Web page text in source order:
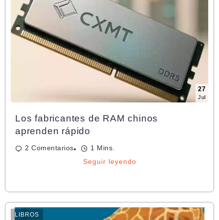
27
Jul
Los fabricantes de RAM chinos
aprenden rápido
2 Comentarios 1 Mins.
Seguir leyendo
LIBROS